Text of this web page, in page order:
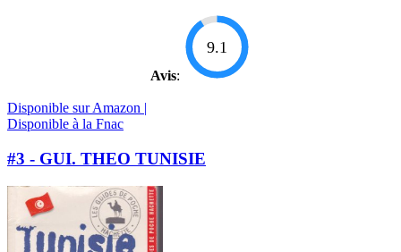
Avis:
9.1
Disponible sur Amazon |
Disponible à la Fnac
#3 - GUI. THEO TUNISIE